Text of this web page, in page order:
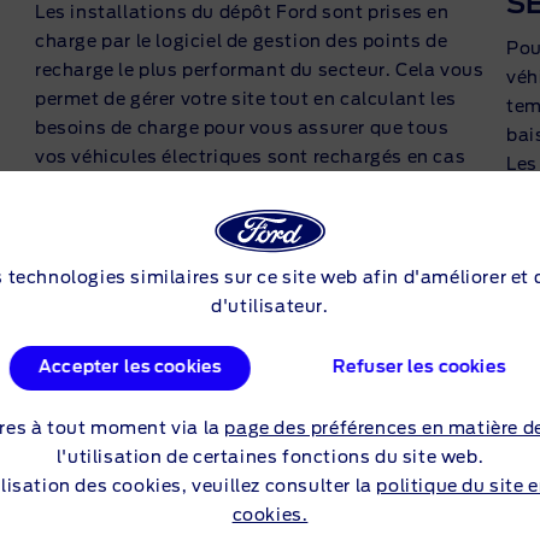
technologies similaires sur ce site web afin d'améliorer et
d'utilisateur.
Accepter les cookies Refuser les cookies
à tout moment via la page des préférences en matière
l'utilisation de certaines fonctions du site web.
des cookies, veuillez consulter la politique du site
cookies.
Les installations du dépôt Ford sont prises en
charge par le logiciel de gestion des points de
recharge le plus performant du secteur. Cela vous
permet de gérer votre site tout en calculant les
besoins de charge pour vous assurer que tous
vos véhicules électriques sont rechargés en cas
votre site par rapport à la disponibilité du réseau
et en vous aidant à recharger de la manière la
plus rentable.